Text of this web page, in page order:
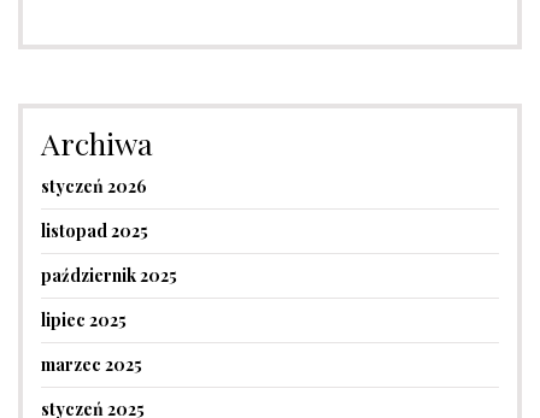
Archiwa
styczeń 2026
listopad 2025
październik 2025
lipiec 2025
marzec 2025
styczeń 2025